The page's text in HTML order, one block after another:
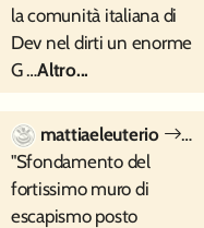
la comunità italiana di
Dev nel dirti un enorme
G …Altro...
mattiaeleuterio
"Sfondamento del
fortissimo muro di
escapismo posto